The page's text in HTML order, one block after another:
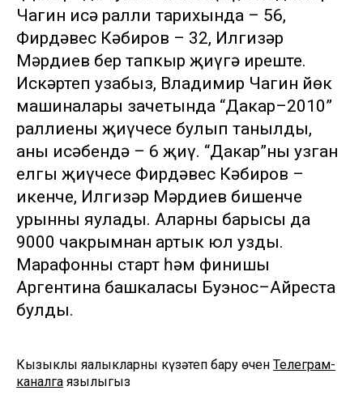
Чагин исә ралли тарихында – 56,
Фирдәвес Кәбиров – 32, Илгизәр
Мәрдиев бер тапкыр җиңүгә иреште.
Искәртеп узабыз, Владимир Чагин йөк
машиналары зачетында “Дакар–2010”
раллиеның җиңүчесе булып танылды,
аның исәбендә – 6 җиңү. “Дакар”ның узган
елгы җиңүчесе Фирдәвес Кәбиров –
икенче, Илгизәр Мәрдиев бишенче
урынны яулады. Аларның барысы да
9000 чакрымнан артык юл узды.
Марафонның старт һәм финишы
Аргентина башкаласы Буэнос–Айреста
булды.
Кызыклы яңалыкларны күзәтеп бару өчен Телеграм-
каналга язылыгыз